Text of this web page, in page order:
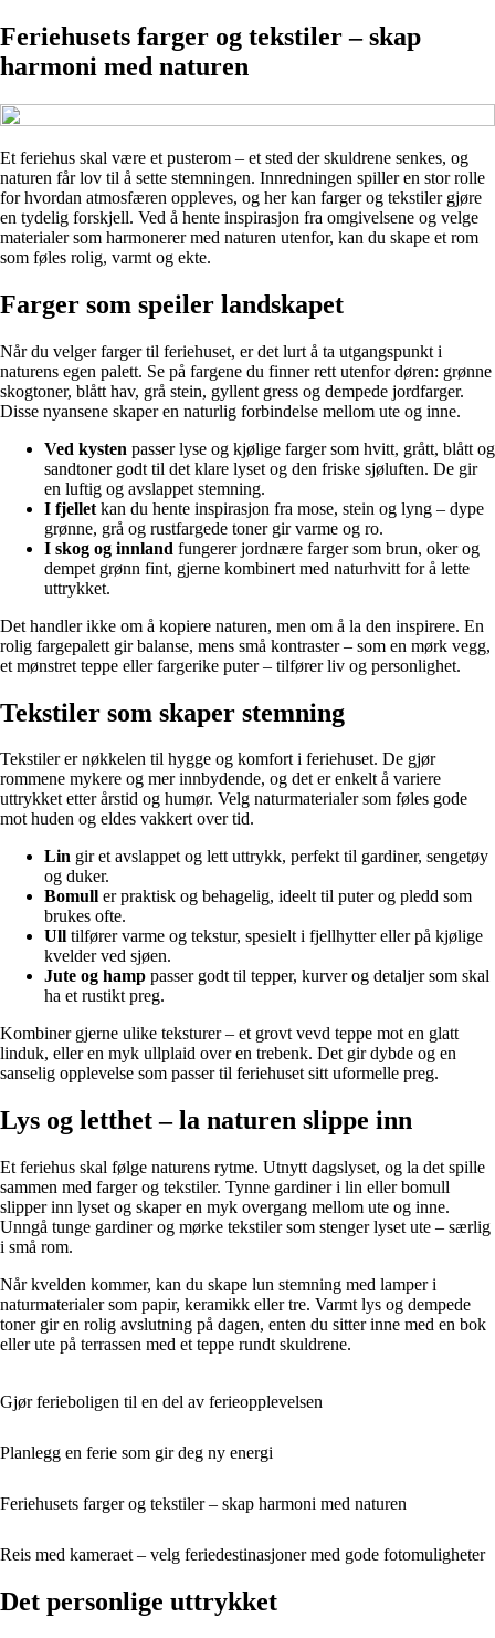
Feriehusets farger og tekstiler – skap
harmoni med naturen
Et feriehus skal være et pusterom – et sted der skuldrene senkes, og
naturen får lov til å sette stemningen. Innredningen spiller en stor rolle
for hvordan atmosfæren oppleves, og her kan farger og tekstiler gjøre
en tydelig forskjell. Ved å hente inspirasjon fra omgivelsene og velge
materialer som harmonerer med naturen utenfor, kan du skape et rom
som føles rolig, varmt og ekte.
Farger som speiler landskapet
Når du velger farger til feriehuset, er det lurt å ta utgangspunkt i
naturens egen palett. Se på fargene du finner rett utenfor døren: grønne
skogtoner, blått hav, grå stein, gyllent gress og dempede jordfarger.
Disse nyansene skaper en naturlig forbindelse mellom ute og inne.
Ved kysten passer lyse og kjølige farger som hvitt, grått, blått og
sandtoner godt til det klare lyset og den friske sjøluften. De gir
en luftig og avslappet stemning.
I fjellet kan du hente inspirasjon fra mose, stein og lyng – dype
grønne, grå og rustfargede toner gir varme og ro.
I skog og innland fungerer jordnære farger som brun, oker og
dempet grønn fint, gjerne kombinert med naturhvitt for å lette
uttrykket.
Det handler ikke om å kopiere naturen, men om å la den inspirere. En
rolig fargepalett gir balanse, mens små kontraster – som en mørk vegg,
et mønstret teppe eller fargerike puter – tilfører liv og personlighet.
Tekstiler som skaper stemning
Tekstiler er nøkkelen til hygge og komfort i feriehuset. De gjør
rommene mykere og mer innbydende, og det er enkelt å variere
uttrykket etter årstid og humør. Velg naturmaterialer som føles gode
mot huden og eldes vakkert over tid.
Lin gir et avslappet og lett uttrykk, perfekt til gardiner, sengetøy
og duker.
Bomull er praktisk og behagelig, ideelt til puter og pledd som
brukes ofte.
Ull tilfører varme og tekstur, spesielt i fjellhytter eller på kjølige
kvelder ved sjøen.
Jute og hamp passer godt til tepper, kurver og detaljer som skal
ha et rustikt preg.
Kombiner gjerne ulike teksturer – et grovt vevd teppe mot en glatt
linduk, eller en myk ullplaid over en trebenk. Det gir dybde og en
sanselig opplevelse som passer til feriehuset sitt uformelle preg.
Lys og letthet – la naturen slippe inn
Et feriehus skal følge naturens rytme. Utnytt dagslyset, og la det spille
sammen med farger og tekstiler. Tynne gardiner i lin eller bomull
slipper inn lyset og skaper en myk overgang mellom ute og inne.
Unngå tunge gardiner og mørke tekstiler som stenger lyset ute – særlig
i små rom.
Når kvelden kommer, kan du skape lun stemning med lamper i
naturmaterialer som papir, keramikk eller tre. Varmt lys og dempede
toner gir en rolig avslutning på dagen, enten du sitter inne med en bok
eller ute på terrassen med et teppe rundt skuldrene.
Gjør ferieboligen til en del av ferieopplevelsen
Planlegg en ferie som gir deg ny energi
Feriehusets farger og tekstiler – skap harmoni med naturen
Reis med kameraet – velg feriedestinasjoner med gode fotomuligheter
Det personlige uttrykket